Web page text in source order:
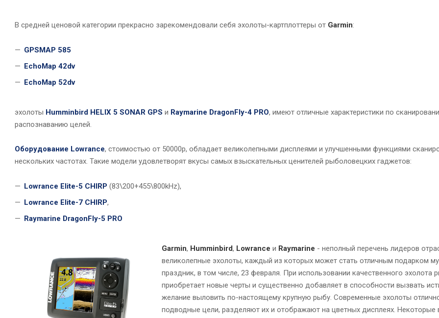
В средней ценовой категории прекрасно зарекомендовали себя эхолоты-картплоттеры от Garmin:
GPSMAP 585
EchoMap 42dv
EchoMap 52dv
эхолоты Humminbird HELIX 5 SONAR GPS и Raymarine DragonFly-4 PRO, имеют отличные характеристики по
распознаванию целей.
Оборудование Lowrance, стоимостью от 50000р, обладает великолепными дисплеями и улучшенными функциями
нескольких частотах. Такие модели удовлетворят вкусы самых взыскательных ценителей рыболовецких гаджетов:
Lowrance Elite-5 CHIRP (83\200+455\800kHz),
Lowrance Elite-7 CHIRP,
Raymarine DragonFly-5 PRO
Garmin, Humminbird, Lowrance и Raymarine - неполный перечень лидеров
великолепные эхолоты, каждый из которых может стать отличным подарком
праздник, в том числе, 23 февраля. При использовании качественного эхолота
приобретает новые черты и существенно добавляет в способности вызвать
желание выловить по-настоящему крупную рыбу. Современные эхолоты
подводные цели, разделяют их и отображают на цветных дисплеях. Некоторые